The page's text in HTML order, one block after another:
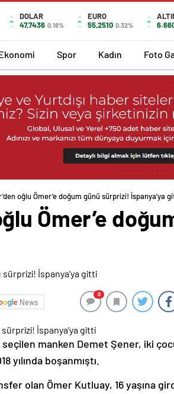
DOLAR
47,7436 0.18%
EURO
55,2510 0.32%
Spor Kadın Foto
oğlu Ömer’e doğum günü sürprizi! İspanya’ya
Ömer’e
News
0
manken Demet Şener, iki
yılında boşanmıştı.
olan Ömer Kutluay, 16 yaşına